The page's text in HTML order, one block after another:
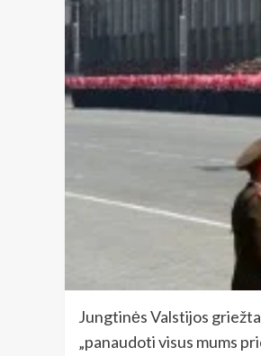
Jungtinės Valstijos
„panaudoti visus mums